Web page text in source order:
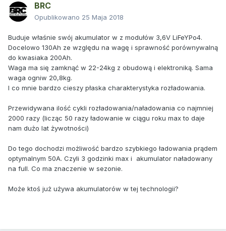
BRC
Opublikowano 25 Maja 2018
Buduje właśnie swój akumulator w z modułów 3,6V LiFeYPo4.
Docelowo 130Ah ze względu na wagę i sprawność porównywalną
do kwasiaka 200Ah.
Waga ma się zamknąć w 22-24kg z obudową i elektroniką. Sama
waga ogniw 20,8kg.
I co mnie bardzo cieszy płaska charakterystyka rozładowania.
Przewidywana ilość cykli rozładowania/naładowania co najmniej
2000 razy (licząc 50 razy ładowanie w ciągu roku max to daje
nam dużo lat żywotności)
Do tego dochodzi możliwość bardzo szybkiego ładowania prądem
optymalnym 50A. Czyli 3 godzinki max i akumulator naładowany
na full. Co ma znaczenie w sezonie.
Może ktoś już używa akumulatorów w tej technologii?